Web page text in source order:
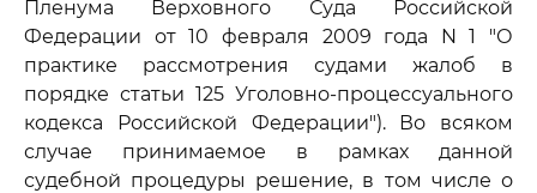
Пленума Верховного Суда Российской
Федерации от 10 февраля 2009 года N 1 "О
практике рассмотрения судами жалоб в
порядке статьи 125 Уголовно-процессуального
кодекса Российской Федерации"). Во всяком
случае принимаемое в рамках данной
судебной процедуры решение, в том числе о